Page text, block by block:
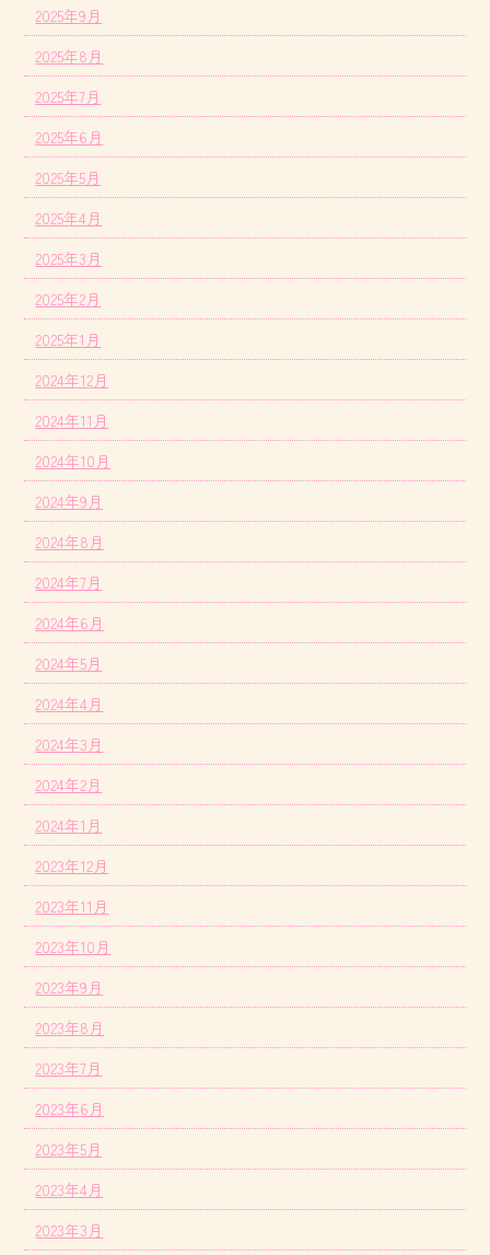
2025年9月
2025年8月
2025年7月
2025年6月
2025年5月
2025年4月
2025年3月
2025年2月
2025年1月
2024年12月
2024年11月
2024年10月
2024年9月
2024年8月
2024年7月
2024年6月
2024年5月
2024年4月
2024年3月
2024年2月
2024年1月
2023年12月
2023年11月
2023年10月
2023年9月
2023年8月
2023年7月
2023年6月
2023年5月
2023年4月
2023年3月